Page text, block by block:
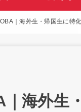
｜海外生・帰国生に特
｜海外生